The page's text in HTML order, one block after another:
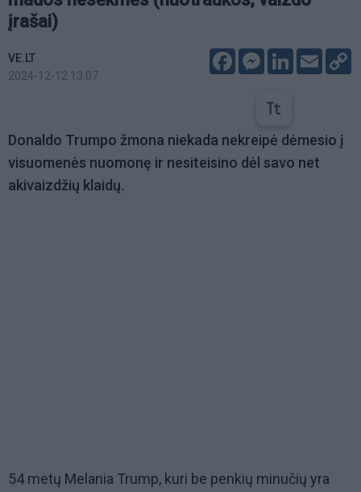
įrašai)
VE.LT
2024-12-12 13:07
FacebookMessenger
LinkedIn
Email
Donaldo Trumpo žmona niekada nekreipė dėmesio į
visuomenės nuomonę ir nesiteisino dėl savo net
akivaizdžių klaidų.
54 metų Melania Trump, kuri be penkių minučių yra